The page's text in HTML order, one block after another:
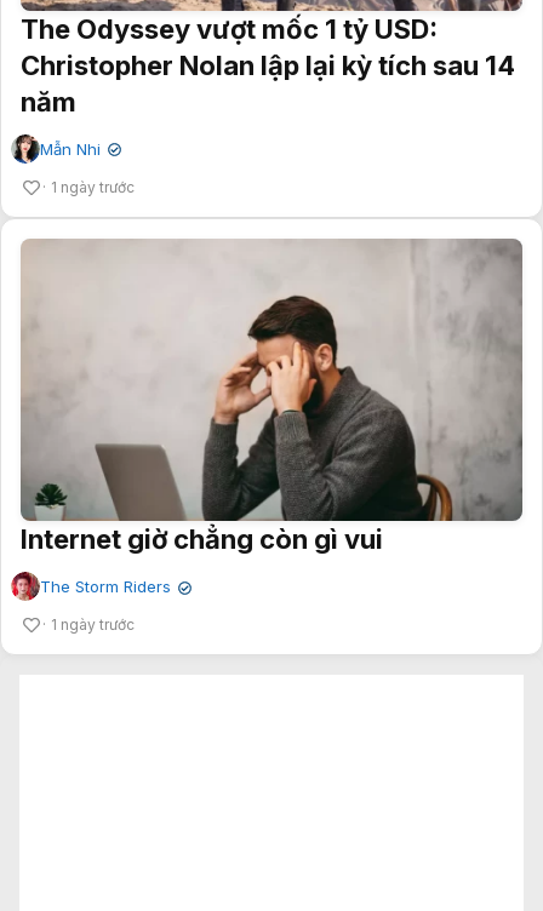
The Odyssey vượt mốc 1 tỷ USD:
Christopher Nolan lập lại kỳ tích sau 14
năm
Mẫn Nhi ✔
1 ngày trước
Internet giờ chẳng còn gì vui
The Storm Riders ✔
1 ngày trước